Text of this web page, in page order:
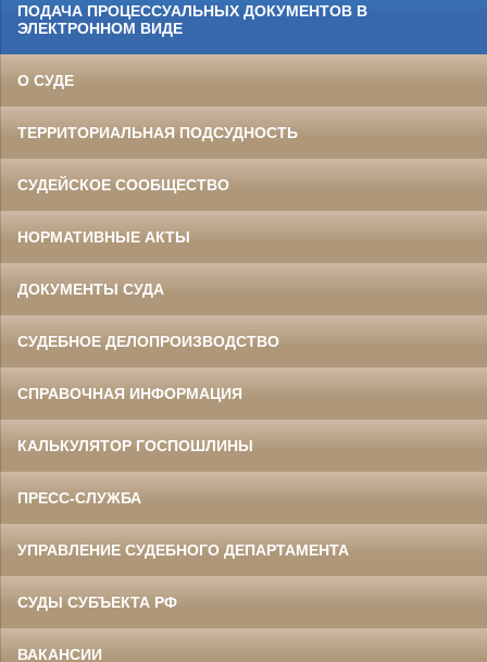
ПОДАЧА ПРОЦЕССУАЛЬНЫХ ДОКУМЕНТОВ В
ЭЛЕКТРОННОМ ВИДЕ
О СУДЕ
ТЕРРИТОРИАЛЬНАЯ ПОДСУДНОСТЬ
СУДЕЙСКОЕ СООБЩЕСТВО
НОРМАТИВНЫЕ АКТЫ
ДОКУМЕНТЫ СУДА
СУДЕБНОЕ ДЕЛОПРОИЗВОДСТВО
СПРАВОЧНАЯ ИНФОРМАЦИЯ
КАЛЬКУЛЯТОР ГОСПОШЛИНЫ
ПРЕСС-СЛУЖБА
УПРАВЛЕНИЕ СУДЕБНОГО ДЕПАРТАМЕНТА
СУДЫ СУБЪЕКТА РФ
ВАКАНСИИ